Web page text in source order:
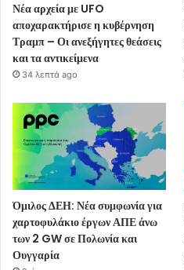
Νέα αρχεία με UFO
αποχαρακτήρισε η κυβέρνηση
Τραμπ – Οι ανεξήγητες θεάσεις
και τα αντικείμενα
34 λεπτά ago
Όμιλος ΔΕΗ: Νέα συμφωνία για
χαρτοφυλάκιο έργων ΑΠΕ άνω
των 2 GW σε Πολωνία και
Ουγγαρία